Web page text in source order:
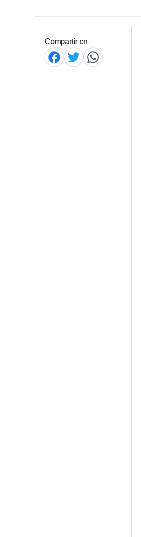
Compartir en